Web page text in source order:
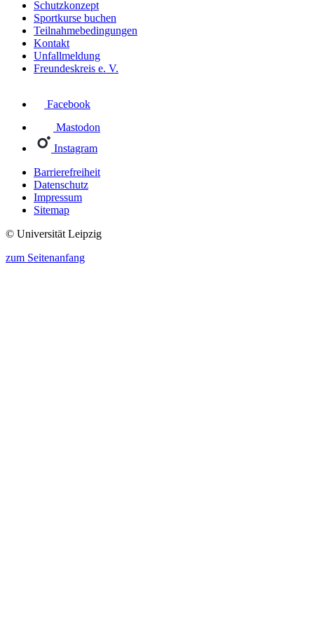
Schutzkonzept
Sportkurse buchen
Teilnahmebedingungen
Kontakt
Unfallmeldung
Freundeskreis e. V.
Facebook
Mastodon
Instagram
Barrierefreiheit
Datenschutz
Impressum
Sitemap
© Universität Leipzig
zum Seitenanfang